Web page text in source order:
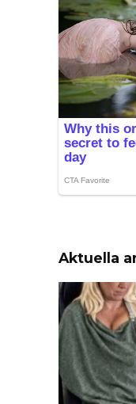
Aktuella